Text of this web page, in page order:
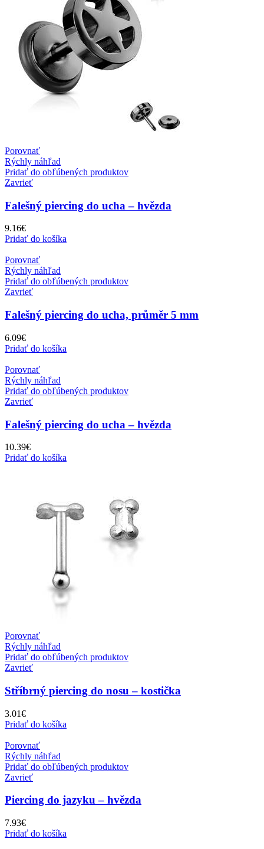
Porovnať
Rýchly náhľad
Pridať do obľúbených produktov
Zavrieť
Falešný piercing do ucha – hvězda
9.16€
Pridať do košíka
Porovnať
Rýchly náhľad
Pridať do obľúbených produktov
Zavrieť
Falešný piercing do ucha, průměr 5 mm
6.09€
Pridať do košíka
Porovnať
Rýchly náhľad
Pridať do obľúbených produktov
Zavrieť
Falešný piercing do ucha – hvězda
10.39€
Pridať do košíka
Porovnať
Rýchly náhľad
Pridať do obľúbených produktov
Zavrieť
Stříbrný piercing do nosu – kostička
3.01€
Pridať do košíka
Porovnať
Rýchly náhľad
Pridať do obľúbených produktov
Zavrieť
Piercing do jazyku – hvězda
7.93€
Pridať do košíka